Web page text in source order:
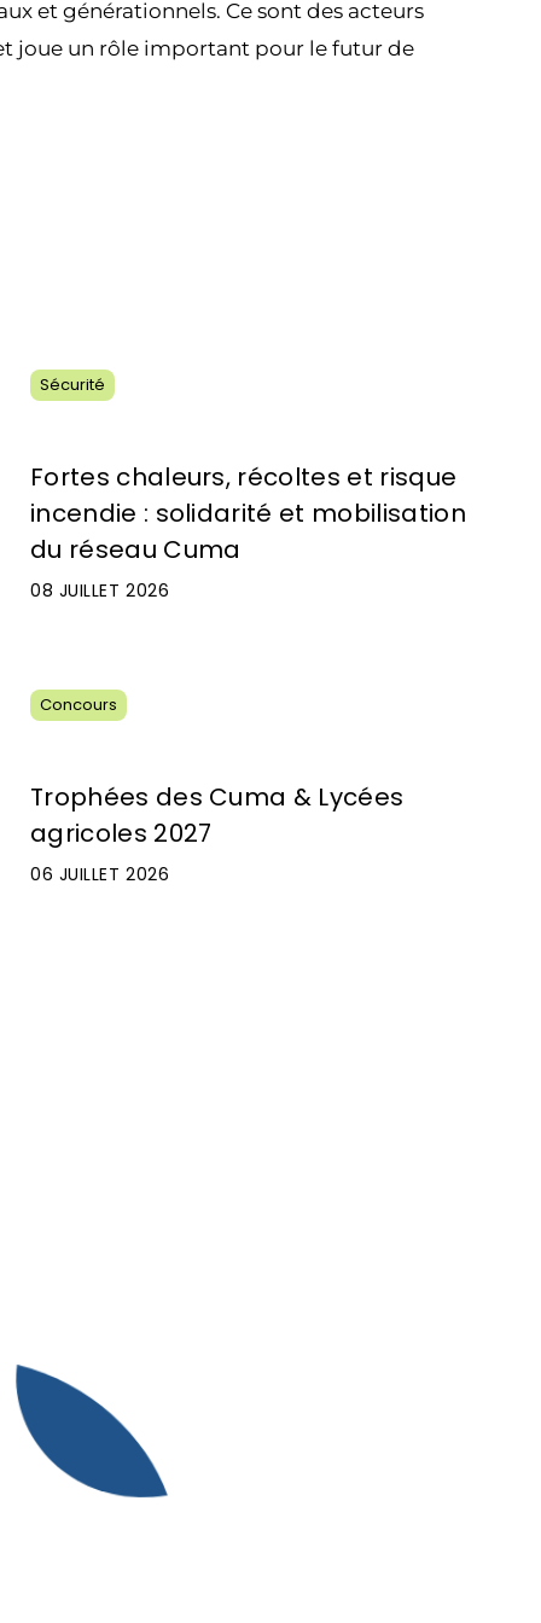
et générationnels. Ce sont des acteurs
joue un rôle important pour le futur de
Sécurité
Fortes chaleurs, récoltes et risque
incendie : solidarité et mobilisation
du réseau Cuma
08 JUILLET 2026
Concours
Trophées des Cuma & Lycées
agricoles 2027
06 JUILLET 2026